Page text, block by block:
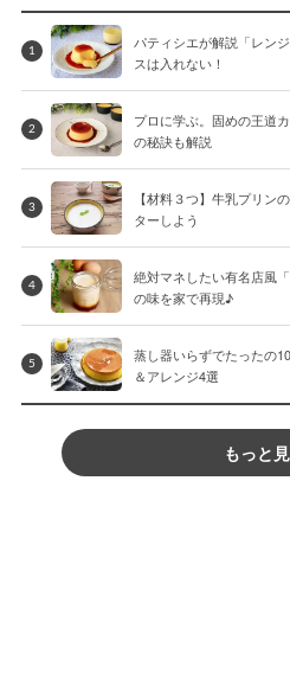
1
パティシエが解説「レン
スは入れない！
2
プロに学ぶ。固めの王道
の秘訣も解説
3
【材料３つ】牛乳プリン
ターしよう
4
絶対マネしたい有名店風
の味を家で再現♪
5
蒸し器いらずでたったの
＆アレンジ4選
もっと